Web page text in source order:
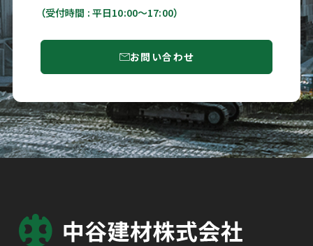
（受付時間 : 平日10:00〜17:00）
お問い合わせ